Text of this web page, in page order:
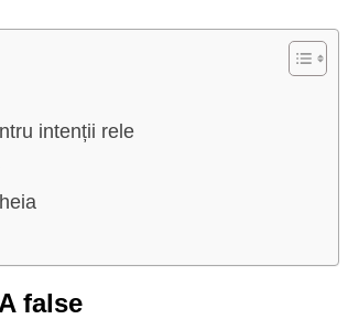
intenții rele
false